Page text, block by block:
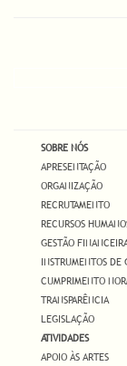
SOBRE NÓS
APRESENTAÇÃO
ORGANIZAÇÃO
RECRUTAMENTO
RECURSOS
GESTÃO
INSTRUMENTOS DE
CUMPRIMENTO
TRANSPARÊNCIA
LEGISLAÇÃO
ATIVIDADES
APOIO ÀS ARTES